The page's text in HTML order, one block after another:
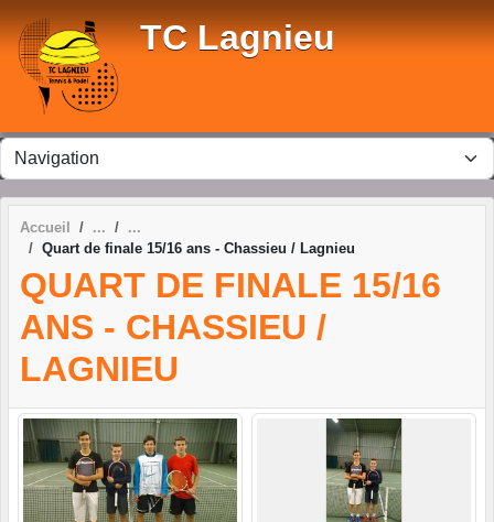
TC Lagnieu
Accueil
Quart de finale 15/16 ans - Chassieu / Lagnieu
QUART DE FINALE 15/16
ANS - CHASSIEU /
LAGNIEU